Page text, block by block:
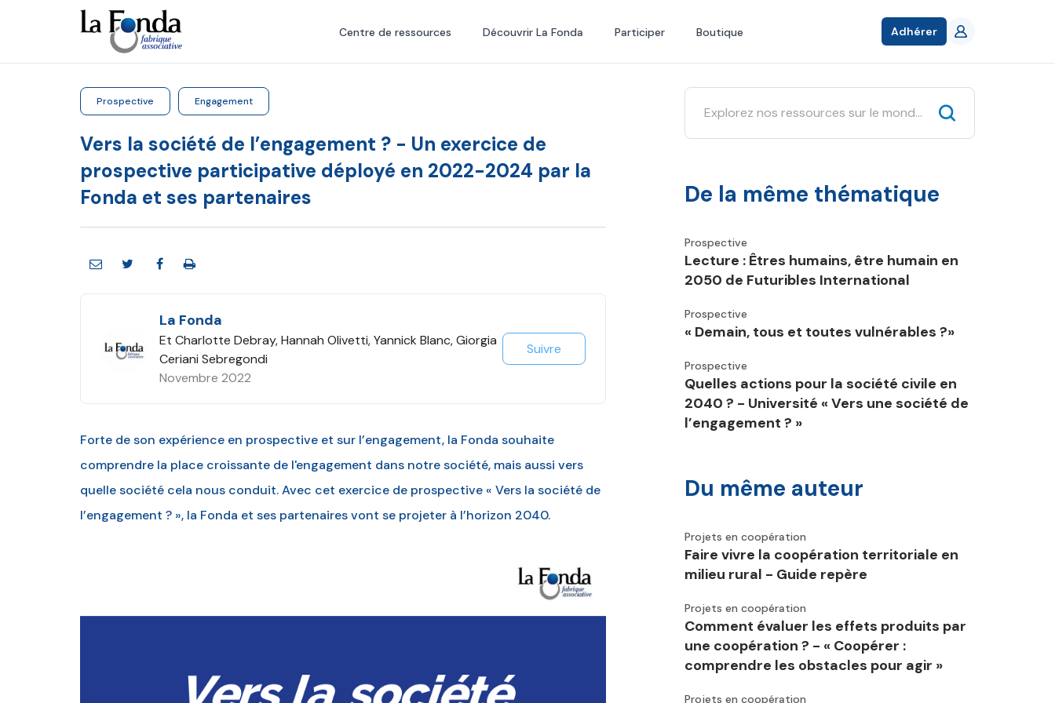
principal
Centre de ressources Découvrir La Fonda Participer Boutique Adhérer
Prospective Engagement
Vers la société de l’engagement ? - Un exercice de
prospective participative déployé en 2022-2024 par la
Fonda et ses partenaires
La Fonda
Et Charlotte Debray, Hannah Olivetti, Yannick Blanc, Giorgia
Ceriani Sebregondi
Novembre 2022
Suivre
Forte de son expérience en prospective et sur l’engagement, la Fonda souhaite
comprendre la place croissante de l'engagement dans notre société, mais aussi vers
quelle société cela nous conduit. Avec cet exercice de prospective « Vers la société de
l’engagement ? », la Fonda et ses partenaires vont se projeter à l’horizon 2040.
De la même thématique
Prospective
Lecture : Êtres humains, être humain en
2050 de Futuribles International
Prospective
« Demain, tous et toutes vulnérables ?»
Prospective
Quelles actions pour la société civile en
2040 ? - Université « Vers une société de
l’engagement ? »
Du même auteur
Projets en coopération
Faire vivre la coopération territoriale en
milieu rural - Guide repère
Projets en coopération
Comment évaluer les effets produits par
une coopération ? - « Coopérer :
comprendre les obstacles pour agir »
Projets en coopération